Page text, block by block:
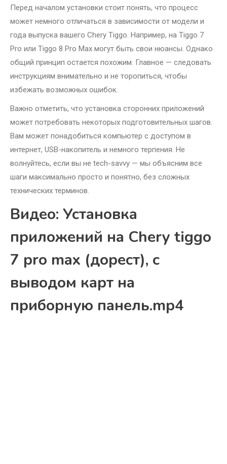
Перед началом установки стоит понять, что процесс
может немного отличаться в зависимости от модели и
года выпуска вашего Chery Tiggo. Например, на Tiggo 7
Pro или Tiggo 8 Pro Max могут быть свои нюансы. Однако
общий принцип остается похожим. Главное — следовать
инструкциям внимательно и не торопиться, чтобы
избежать возможных ошибок.
Важно отметить, что установка сторонних приложений
может потребовать некоторых подготовительных шагов.
Вам может понадобиться компьютер с доступом в
интернет, USB-накопитель и немного терпения. Не
волнуйтесь, если вы не tech-savvy — мы объясним все
шаги максимально просто и понятно, без сложных
технических терминов.
Видео: Установка
приложений на Chery tiggo
7 pro max (дорест), с
выводом карт на
приборную панель.mp4